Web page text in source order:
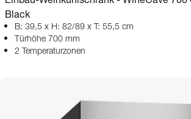
Black
B: 39,5 x H: 82/89 x T: 55,5 cm
Türhöhe 700 mm
2 Temperaturzonen